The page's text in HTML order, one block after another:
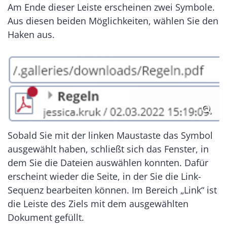
Am Ende dieser Leiste erscheinen zwei Symbole.
Aus diesen beiden Möglichkeiten, wählen Sie den
Haken aus.
Sobald Sie mit der linken Maustaste das Symbol
ausgewählt haben, schließt sich das Fenster, in
dem Sie die Dateien auswählen konnten. Dafür
erscheint wieder die Seite, in der Sie die Link-
Sequenz bearbeiten können. Im Bereich „Link“ ist
die Leiste des Ziels mit dem ausgewählten
Dokument gefüllt.